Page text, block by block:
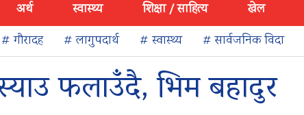
अर्थ स्वास्थ्य शिक्षा / साहित्य खेल
# गौरादह # लागुपदार्थ # स्वास्थ्य # सार्वजनिक विदा
फलाउँदै, भिम बहादुर